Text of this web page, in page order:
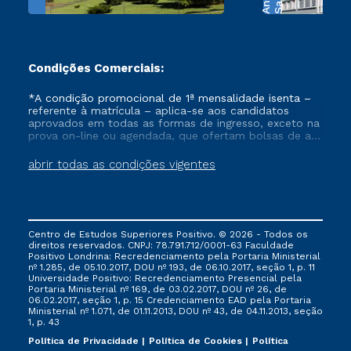
Condições Comerciais:
abrir todas as condições vigentes
*A condição promocional de 1ª mensalidade isenta –
referente à matrícula – aplica-se aos candidatos
aprovados em todas as formas de ingresso, exceto na
prova on-line ou agendada, que ofertam bolsas de até
vigente, que ainda não tenham efetivado e/ou não
tenham cancelado ou trancado sua matrícula em uma
via FIES, Prouni e outros programas governamentais, e
não se acumula com nenhuma outra campanha
ofertada pela Instituição.
Centro de Estudos Superiores Positivo. © 2026 - Todos os
direitos reservados. CNPJ: 78.791.712/0001-63 Faculdade
Positivo Londrina: Recredenciamento pela Portaria Ministerial
nº 1.285, de 05.10.2017, DOU nº 193, de 06.10.2017, seção 1, p. 11
Universidade Positivo: Recredenciamento Presencial ​pela
Portaria Ministerial nº 169, de 03.02.2017, DOU nº 26, de
06.02.2017, seção 1, p. 15 Credenciamento EAD pela Portaria
Ministerial nº 1.071, de 01.11.2013, DOU nº 43, de 04.11.2013, seção
1, p. 43
Política de Privacidade
Política de Cookies Política